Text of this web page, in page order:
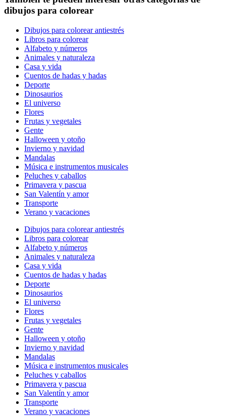
dibujos para colorear
Dibujos para colorear antiestrés
Libros para colorear
Alfabeto y números
Animales y naturaleza
Casa y vida
Cuentos de hadas y hadas
Deporte
Dinosaurios
El universo
Flores
Frutas y vegetales
Gente
Halloween y otoño
Invierno y navidad
Mandalas
Música e instrumentos musicales
Peluches y caballos
Primavera y pascua
San Valentín y amor
Transporte
Verano y vacaciones
Dibujos para colorear antiestrés
Libros para colorear
Alfabeto y números
Animales y naturaleza
Casa y vida
Cuentos de hadas y hadas
Deporte
Dinosaurios
El universo
Flores
Frutas y vegetales
Gente
Halloween y otoño
Invierno y navidad
Mandalas
Música e instrumentos musicales
Peluches y caballos
Primavera y pascua
San Valentín y amor
Transporte
Verano y vacaciones